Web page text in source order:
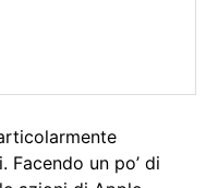
un po’ di